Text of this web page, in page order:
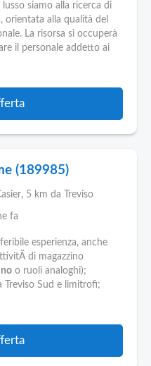
siamo alla ricerca di
orientata alla qualità del
La risorsa si occuperà
il personale addetto ai
(189985)
, 5 km da Treviso
fa
esperienza, anche
di magazzino
o ruoli analoghi);
Sud e limitrofi;